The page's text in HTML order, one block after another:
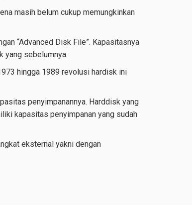
masih belum cukup memungkinkan
“Advanced Disk File”. Kapasitasnya
yang sebelumnya.
hingga 1989 revolusi hardisk ini
penyimpanannya. Harddisk yang
kapasitas penyimpanan yang sudah
eksternal yakni dengan